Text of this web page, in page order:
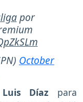
por
October
Luis Díaz para